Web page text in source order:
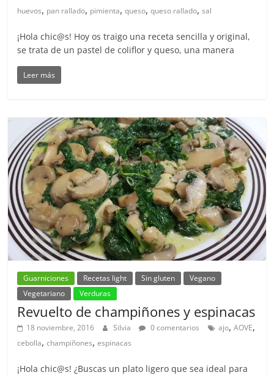
huevos, pan rallado, pimienta,queso,queso rallado,sal
¡Hola chic@s! Hoy os traigo una receta sencilla y original,
se trata de un pastel de coliflor y queso, una manera
Leer más
Guarniciones Recetas light Sin gluten
Vegano
Vegetariano
Verduras
Revuelto de champiñones y espinacas
18 noviembre, 2016 Silvia 0 comentarios ajo,AOVE,
cebolla,champiñones,espinacas
¡Hola chic@s! ¿Buscas un plato ligero que sea ideal para